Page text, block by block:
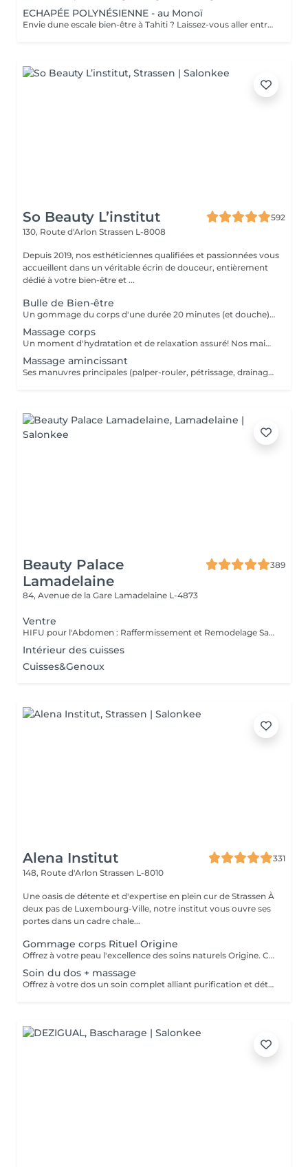
ECHAPÉE POLYNÉSIENNE - au Monoï
Envie dune escale bien-être à Tahiti ? Laissez-vous aller entre nos mains, lors dun voyage des sens à lhuile de Monoï. Secret de beauté des vahinés, le Monoï est extrait des fleurs de Tiaré, emblèmes de Tahiti. Ce modelage inspiré de la tradition ancestrale polynésienne permet à lensemble de votre corps de retrouver son harmonie. De longs mouvements des mains et des avant-bras, au rythme du va-et-vient des vagues, chassent les toxines et libèrent les tensions. Votre corps et votre esprit sont apaisés. Vous repartez avec la peau soyeuse et parfumée du divin sillage des fleurs de Tahiti.
So Beauty L’institut
592
130, Route d'Arlon Strassen L-8008
Depuis 2019, nos esthéticiennes qualifiées et passionnées vous
accueillent dans un véritable écrin de douceur, entièrement
dédié à votre bien-être et ...
Bulle de Bien-être
Un gommage du corps d'une durée 20 minutes (et douche) +Un massage relaxant Californien 90 minutes
Massage corps
Un moment d'hydratation et de relaxation assuré! Nos mains expertes vont vous assurer la pression nécessaires pour un massage corps réussi.
Massage amincissant
Ses manuvres principales (palper-rouler, pétrissage, drainage) visent à déstocker les graisses, lisser la cellulite et stimuler la circulation,
Beauty Palace
Lamadelaine
389
84, Avenue de la Gare Lamadelaine L-4873
Ventre
HIFU pour l'Abdomen : Raffermissement et Remodelage Sans Chirurgie Le HIFU (Ultrasons Focalisés de Haute Intensité) est une technologie innovante qui cible les tissus profonds pour raffermir et remodeler la zone abdominale. Grâce à son action en profondeur, ce traitement stimule la production de collagène et détruit progressivement les cellules graisseuses, offrant ainsi un effet tonifiant et amincissant sans chirurgie ni temps de récupération. Quels sont les bienfaits du HIFU sur l'abdomen ? Raffermissement cutané : amélioration de la tonicité et de l'élasticité de la peau Réduction des amas graisseux : destruction progressive des cellules graisseuses pour un effet amincissant Affinement de la silhouette : un ventre plus ferme et redéfini Traitement non invasif : sans douleur, sans injection et sans éviction sociale Comment fonctionne le traitement ? Les ultrasons HIFU chauffent les tissus profonds jusqu'à 65-70°C, déclenchant un processus naturel de régénération du collagène et de destruction des graisses localisées. Au fil des semaines, la peau devient plus ferme et les contours s'affinent naturellement. Pourquoi choisir le HIFU pour l'abdomen ? Ce traitement est idéal pour celles et ceux qui souhaitent raffermir la peau relâchée (post-grossesse, perte de poids) et réduire les graisses localisées de façon progressive et naturelle, sans passer par la chirurgie. Offrez à votre ventre un coup de boost naturel avec le HIFU !
Intérieur des cuisses
Cuisses&Genoux
Alena Institut
331
148, Route d'Arlon Strassen L-8010
Une oasis de détente et d'expertise en plein cur de Strassen À
deux pas de Luxembourg-Ville, notre institut vous ouvre ses
portes dans un cadre chale...
Gommage corps Rituel Origine
Offrez à votre peau l'excellence des soins naturels Origine. Ce gommage exfolie délicatement grâce à des textures raffinées et des ingrédients sélectionnés pour leur pureté. Il lisse le grain de peau, réveille l'éclat naturel et enveloppe le corps d'un parfum subtil et sensoriel. Un rituel d'exception qui laisse la peau incroyablement douce, soyeuse et lumineuse, prête à recevoir tous les bienfaits des soins suivants.
Soin du dos + massage
Offrez à votre dos un soin complet alliant purification et détente profonde. Ce rituel associe un nettoyage expert, une exfoliation raffinée et des manuvres relaxantes pour libérer les tensions. La peau est purifiée, douce et lumineuse, tandis que le corps retrouve une sensation de confort absolu. Un moment précieux qui allie efficacité et bien-être.